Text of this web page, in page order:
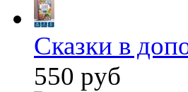
Сказки в
550 руб